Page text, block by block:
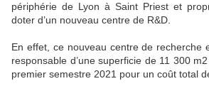
périphérie de Lyon à Saint Priest et
doter d’un nouveau centre de R&D.
En effet, ce nouveau centre de recherche
responsable d’une superficie de 11 300
premier semestre 2021 pour un coût total